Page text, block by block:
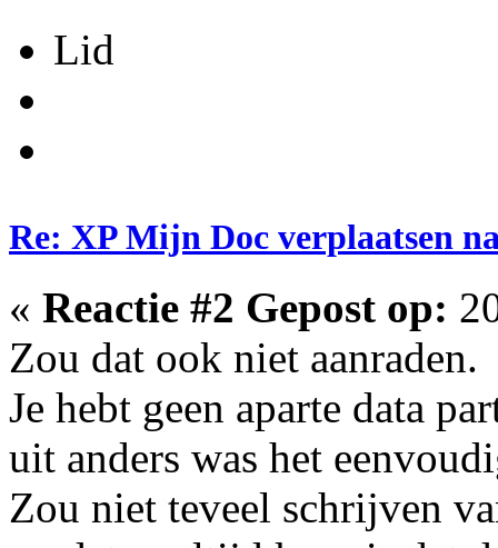
Lid
Re: XP Mijn Doc verplaatsen
« Reactie #2 Gepost op:
Zou dat ook niet aanraden.
Je hebt geen aparte data
uit anders was het
Zou niet teveel schrijven